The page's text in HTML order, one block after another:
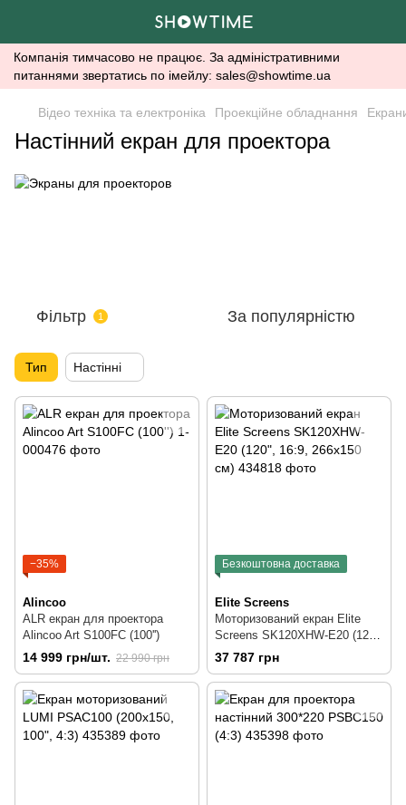
Компанія тимчасово не працює. За адміністративними
питаннями звертатись по імейлу: sales@showtime.ua
Відео техніка та електроніка Проекційне обладнання
Настінний екран для проектора
Фільтр 1 За популярністю
Тип Настінні
−35%
Alincoo
ALR екран для проектора
Alincoo Art S100FC (100'')
14 999 грн/шт. 22 990 грн
Безкоштовна доставка
Elite Screens
Моторизований екран Elite
Screens SK120XHW-E20 (120",
16:9, 266х150 см)
37 787 грн